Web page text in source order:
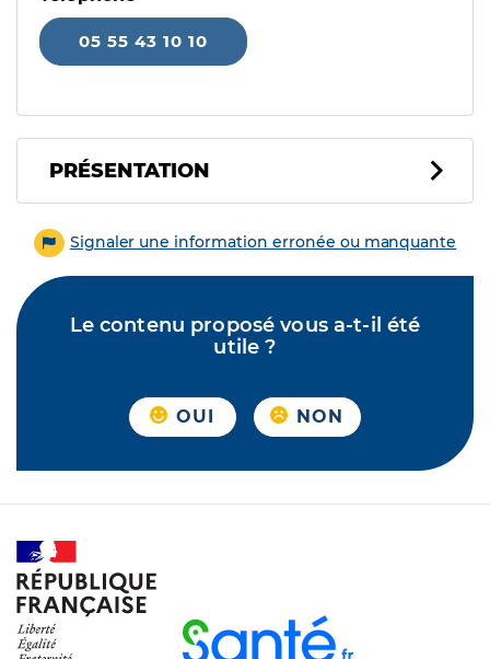
05 55 43 10 10
PRÉSENTATION
Signaler une information erronée ou manquante
Le contenu proposé vous a-t-il été
utile ?
OUI NON